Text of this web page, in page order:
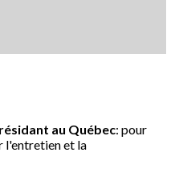
au Québec: pour
l'entretien et la